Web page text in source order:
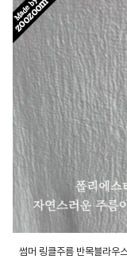
썸머 링클주름 반목블라우